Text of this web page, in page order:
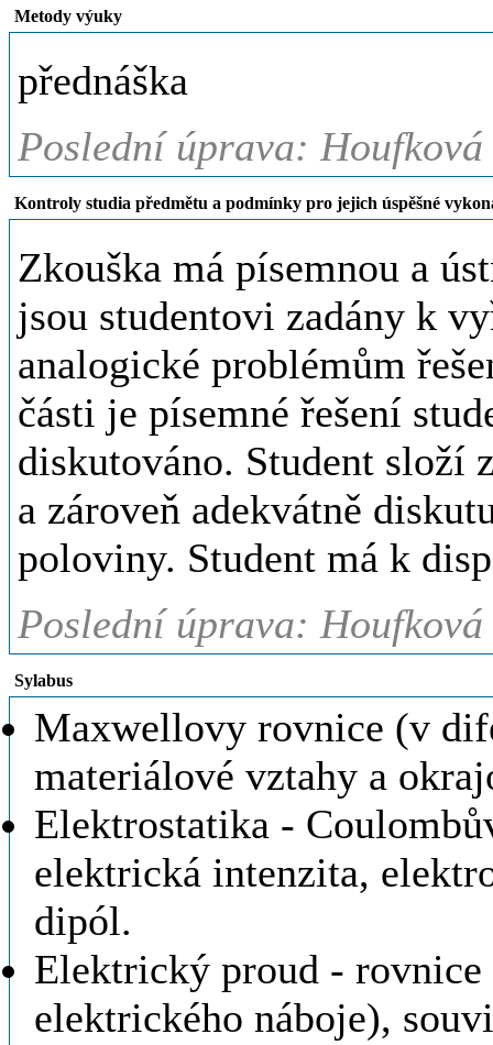
Metody výuky
přednáška
Poslední úprava:
Kontroly studia předmětu a podmínky pro jejich úspěšné
Zkouška má písemnou a
jsou studentovi zadány k
analogické problémům
části je písemné řešení
diskutováno. Student složí
a zároveň adekvátně
poloviny. Student má k
Poslední úprava:
Sylabus
Maxwellovy rovnice (v
materiálové vztahy a
Elektrostatika -
elektrická intenzita,
dipól.
Elektrický proud -
elektrického náboje),